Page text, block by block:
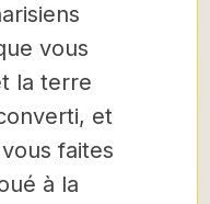
vous
la terre
et
faites
à la